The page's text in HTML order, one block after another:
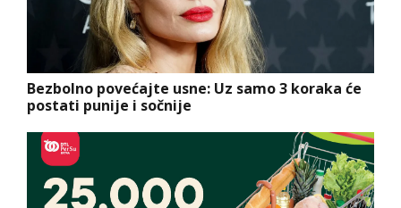
Bezbolno povećajte usne: Uz samo 3 koraka će
postati punije i sočnije